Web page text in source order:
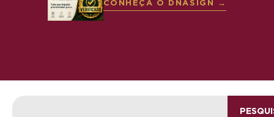
CONHEÇA O DNASIGN →